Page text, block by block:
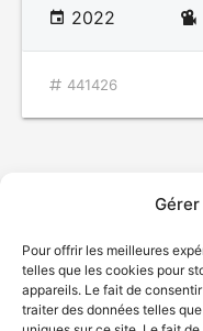
Pour offrir les meilleures
telles que les cookies pour
appareils. Le fait de
traiter des données telles
2022
441426